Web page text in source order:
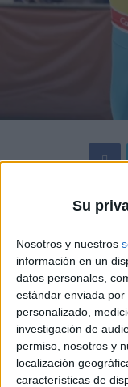
Su
Nosotros y nuestros
información en un
datos personales,
estándar enviada
personalizado,
investigación de
permiso, nosotros y
localización
características de
20th Century Fox
de la
historia emotiva
“Eddie” Edwards (
saltador de esquí
mismo, incluso
Con la ayuda de
(interpretado por